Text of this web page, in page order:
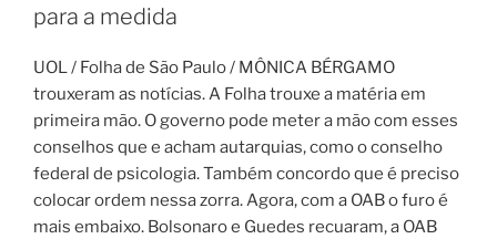
para a medida
UOL / Folha de São Paulo / MÔNICA BÉRGAMO
trouxeram as notícias. A Folha trouxe a matéria em
primeira mão. O governo pode meter a mão com esses
conselhos que e acham autarquias, como o conselho
federal de psicologia. Também concordo que é preciso
colocar ordem nessa zorra. Agora, com a OAB o furo é
mais embaixo. Bolsonaro e Guedes recuaram, a OAB